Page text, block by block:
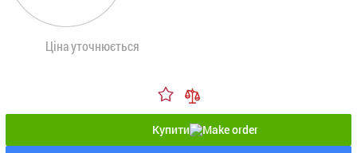
Ціна уточнюється
Купити